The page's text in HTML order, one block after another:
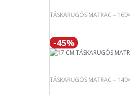
TÁSKARUGÓS MATRAC –
-45%
TÁSKARUGÓS MATRAC –